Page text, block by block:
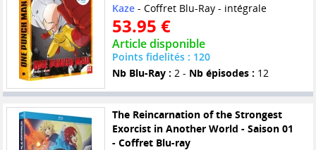
Kaze- Coffret Blu-Ray - intégrale
53.95 €
Article disponible
Points fidelités : 120
Nb Blu-Ray : 2 - Nb épisodes : 12
The Reincarnation of the Strongest
Exorcist in Another World - Saison 01
- Coffret Blu-ray